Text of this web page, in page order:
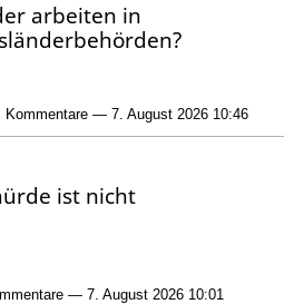
arbeiten in
Kommentare — 7. August 2026 10:46
ist nicht
— 7. August 2026 10:01